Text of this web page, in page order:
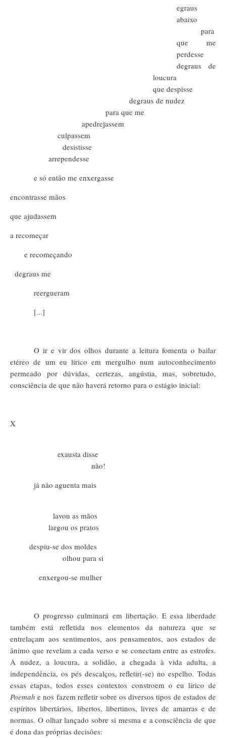
egraus
abaixo
para
que me
perdesse
degraus de
loucura
que despisse
degraus de nudez
para que me
apedrejassem
culpassem
desistisse
arrependesse
e só então me enxergasse
encontrasse mãos
que ajudassem
a recomeçar
e recomeçando
degraus me
reergueram
[...]
O ir e vir dos olhos durante a leitura fomenta o bailar
etéreo de um eu lírico em mergulho num autoconhecimento
permeado por dúvidas, certezas, angústia, mas, sobretudo,
consciência de que não haverá retorno para o estágio inicial:
X
exausta disse
não!
já não aguenta mais
lavou as mãos
largou os pratos
despiu-se dos moldes
olhou para si
enxergou-se mulher
O progresso culminará em libertação. E essa liberdade
também está refletida nos elementos da natureza que se
entrelaçam aos sentimentos, aos pensamentos, aos estados de
ânimo que revelam a cada verso e se conectam entre as estrofes.
A nudez, a loucura, a solidão, a chegada à vida adulta, a
independência, os pés descalços, refletir(-se) no espelho. Todas
essas etapas, todos esses contextos constroem o eu lírico de
Poemah e nos fazem refletir sobre os diversos tipos de estados de
espíritos libertários, libertos, libertinos, livres de amarras e de
normas. O olhar lançado sobre si mesma e a consciência de que
é dona das próprias decisões: